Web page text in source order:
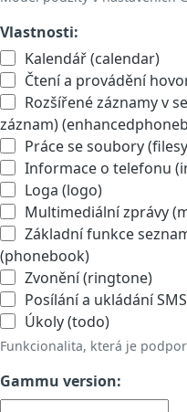
Vlastnosti:
Kalendář (calendar)
Čtení a provádění
Rozšířené záznamy v
záznam)
Práce se soubory
Informace o telefonu
Loga (logo)
Multimediální zprávy
Základní funkce
(phonebook)
Zvonění (ringtone)
Posílání a ukládání
Úkoly (todo)
Funkcionalita, která je
Gammu version: